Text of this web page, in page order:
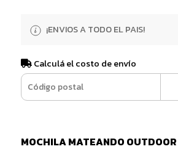
¡ENVIOS A TODO EL PAIS!
Calculá el costo de envío
MOCHILA MATEANDO